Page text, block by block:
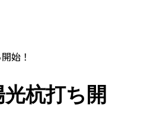
始！
杭打ち開